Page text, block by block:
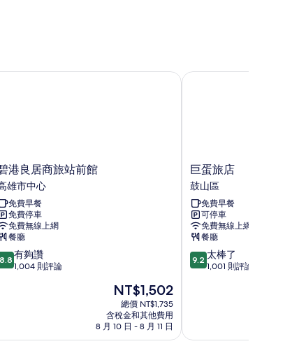
站
港良居商旅站前館
雄市中心
免費早餐
免費停車
免費無線上網
餐廳
，
8.8 有夠讚
1,004 則評論
現
在
價
格
為
NT$1,502
總價 NT$1,735
含稅金和其他費用
8 月 10 日 - 8 月 11 日
良居商旅站前館
巨
蛋
旅
店
鼓
山
區
巨蛋旅店
鼓山區
免費早餐
可停車
免費無線上網
餐廳
9.2
分，
棒
9.2 太棒了
1,001 則評論
巨蛋旅店